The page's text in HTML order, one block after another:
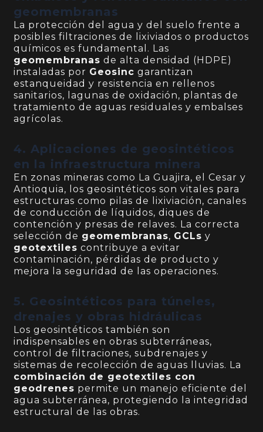
geomembranas
La protección del agua y del suelo frente a
posibles filtraciones de lixiviados o productos
químicos es fundamental. Las
geomembranas de alta densidad (HDPE)
instaladas por Geosinc garantizan
estanqueidad y resistencia en rellenos
sanitarios, lagunas de oxidación, plantas de
tratamiento de aguas residuales y embalses
agrícolas.
4. Aplicaciones de geosintéticos
en la infraestructura minera
En zonas mineras como La Guajira, el Cesar y
Antioquia, los geosintéticos son vitales para
estructuras como pilas de lixiviación, canales
de conducción de líquidos, diques de
contención y presas de relaves. La correcta
selección de geomembranas, GCLs y
geotextiles contribuye a evitar
contaminación, pérdidas de producto y
mejora la seguridad de las operaciones.
5. Geosintéticos para túneles,
drenajes y obras hidráulicas
Los geosintéticos también son
indispensables en obras subterráneas,
control de filtraciones, subdrenajes y
sistemas de recolección de aguas lluvias. La
combinación de geotextiles con
geodrenes permite un manejo eficiente del
agua subterránea, protegiendo la integridad
estructural de las obras.